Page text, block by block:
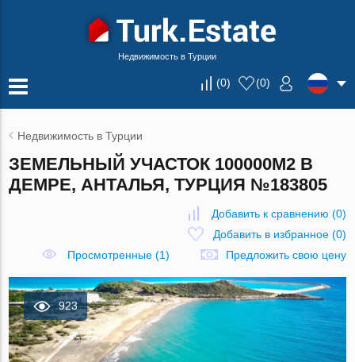
Недвижимость в Турции
(0) (0)
Недвижимость в Турции
ЗЕМЕЛЬНЫЙ УЧАСТОК 100000М2 В
ДЕМРЕ, АНТАЛЬЯ, ТУРЦИЯ №183805
Добавить к сравнению (0)
Добавить в избранное(0)
Просмотренные (1)
Предложить свою цену
923